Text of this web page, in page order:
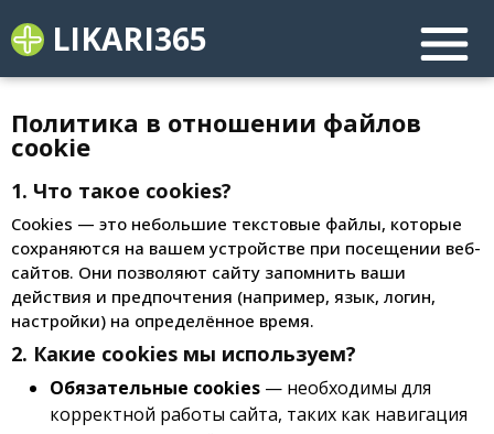
LIKARI365
Политика в отношении файлов
cookie
1. Что такое cookies?
Cookies — это небольшие текстовые файлы, которые
сохраняются на вашем устройстве при посещении веб-
сайтов. Они позволяют сайту запомнить ваши
действия и предпочтения (например, язык, логин,
настройки) на определённое время.
2. Какие cookies мы используем?
Обязательные cookies — необходимы для
корректной работы сайта, таких как навигация